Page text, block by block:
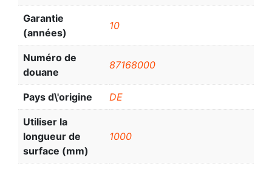
Garantie
(années)
10
Numéro de
douane
87168000
Pays d\'origine DE
Utiliser la
longueur de
surface (mm)
1000